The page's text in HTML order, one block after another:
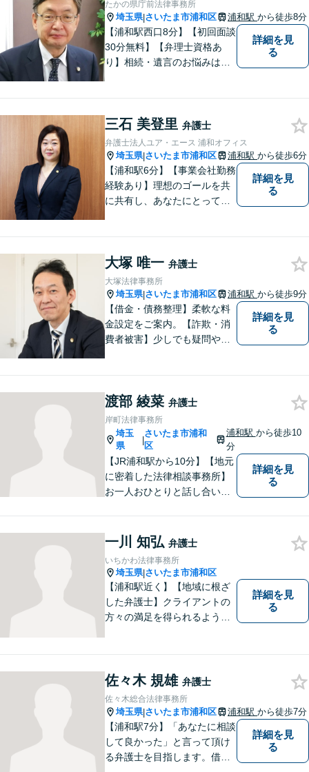
しょう。
たかの県庁前法律事務所
埼玉県|さいたま市浦和区 浦和駅 から徒歩8分
【浦和駅西口8分】【初回面談
30分無料】【弁理士資格あ
り】相続・遺言のお悩みはお
善の解決を全力で目指しま
す。【夜間・土日相談可】
詳細を見
る
三石 美登里 弁護士
弁護士法人ユア・エース 浦和オフィス
埼玉県|さいたま市浦和区 浦和駅 から徒歩6分
【浦和駅6分】【事業会社勤務
経験あり】理想のゴールを共
に共有し、あなたにとって最
士。まずはお気軽にご相談く
ださい。【電話・メール相談
OK】
詳細を見
る
大塚 唯一 弁護士
大塚法律事務所
埼玉県|さいたま市浦和区 浦和駅 から徒歩9分
【借金・債務整理】柔軟な料
金設定をご案内。【詐欺・消
費者被害】少しでも疑問や不
【刑事事件】スピーディーな
接見を重視！少年事件は子ど
もたちの将来を見据えてサポ
ート。
詳細を見
る
渡部 綾菜 弁護士
岸町法律事務所
埼玉
県
|
さいたま市浦和
区
浦和駅 から徒歩10
分
【JR浦和駅から10分】【地元
に密着した法律相談事務所】
お一人おひとりと話し合い、
ることがあれば、ぜひお手伝
いさせてください。【平日21
時まで対応可】
詳細を見
る
一川 知弘 弁護士
いちかわ法律事務所
埼玉県|さいたま市浦和区
【浦和駅近く】【地域に根ざ
した弁護士】クライアントの
方々の満足を得られるよう最
応可能。【明確な料金体系】
法律トラブルでお悩みの方
は、どうぞお気軽にご相談く
ださい。
詳細を見
る
佐々木 規雄 弁護士
佐々木総合法律事務所
埼玉県|さいたま市浦和区 浦和駅 から徒歩7分
【浦和駅7分】「あなたに相談
して良かった」と言って頂け
る弁護士を目指します。借
詳細を見
る